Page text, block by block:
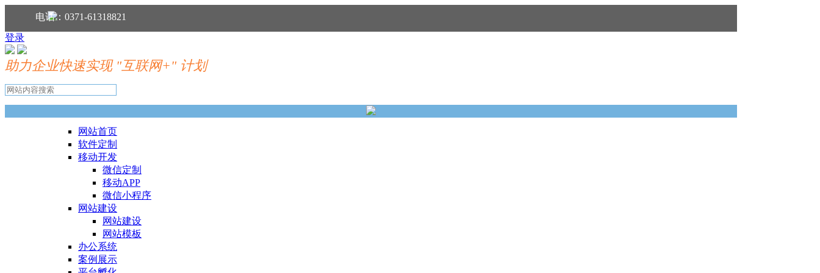
分享到：电话：0371-61318821
登录
助力企业快速实现 "互联网+" 计划
网站首页
软件定制
移动开发
微信定制
移动APP
微信小程序
网站建设
网站建设
网站模板
办公系统
案例展示